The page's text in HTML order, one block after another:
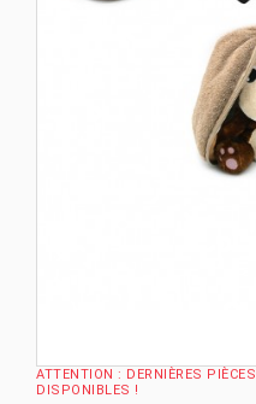
ATTENTION : DERNIÈRES PIÈCES
DISPONIBLES !